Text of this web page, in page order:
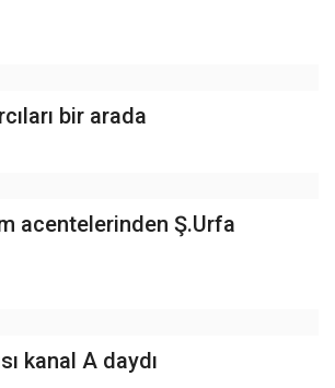
bir arada
acentelerinden Ş.Urfa
kanal A daydı